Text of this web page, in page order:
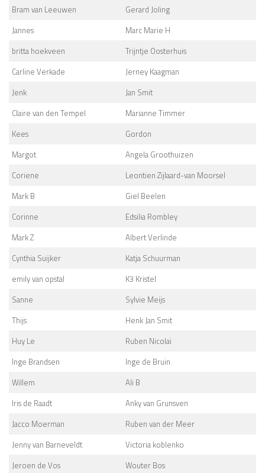
Bram van Leeuwen
Gerard Joling
Jannes
Marc Marie H
britta hoekveen
Trijntje Oosterhuis
Carline Verkade
Jerney Kaagman
Jenk
Jan Smit
Claire van den Tempel
Marianne Timmer
Kees
Gordon
Margot
Angela Groothuizen
Coriene
Leontien Zijlaard-van Moorsel
Mark B
Giel Beelen
Corinne
Edsilia Rombley
Mark Z
Albert Verlinde
Cynthia Suijker
Katja Schuurman
emily van opstal
K3 Kristel
Sanne
Sylvie Meijs
Thijs
Henk Jan Smit
Huy Le
Ruben Nicolai
Inge Brandsen
Inge de Bruin
Willem
Ali B
Iris de Raadt
Anky van Grunsven
Jacco Moerman
Ruben van der Meer
Jenny van Barneveldt
Victoria koblenko
Jeroen de Vos
Wouter Bos